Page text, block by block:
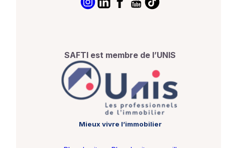
SAFTI est membre de l’UNIS
Mieux vivre l’immobilier